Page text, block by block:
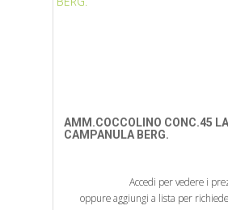
AMM.COCCOLINO CONC.45
CAMPANULA BERG.
Accedi per vedere i
oppure aggiungi a lista per